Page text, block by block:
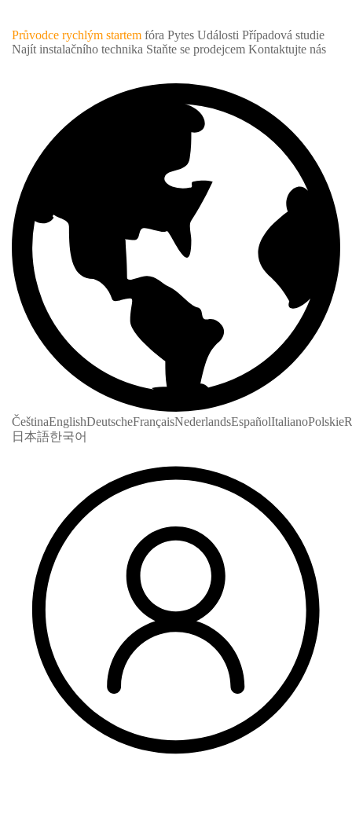
Průvodce rychlým startem fóra Pytes Události Případová studie
Najít instalačního technika Staňte se prodejcem Kontaktujte nás
ČeštinaEnglishDeutscheFrançaisNederlandsEspañolItalianoPolskie
日本語한국어